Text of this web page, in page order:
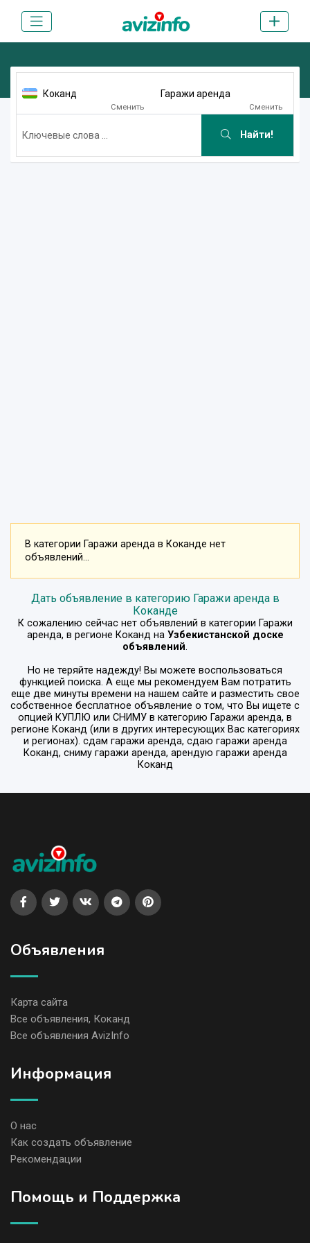
Коканд
Сменить
Гаражи аренда
Сменить
Найти!
В категории Гаражи аренда в Коканде нет
объявлений...
Дать объявление в категорию Гаражи аренда в
Коканде
К сожалению сейчас нет объявлений в категории Гаражи
аренда, в регионе Коканд на Узбекистанской доске
объявлений.
Но не теряйте надежду! Вы можете воспользоваться
функцией поиска. А еще мы рекомендуем Вам потратить
еще две минуты времени на нашем сайте и разместить свое
собственное бесплатное объявление о том, что Вы ищете с
опцией КУПЛЮ или СНИМУ в категорию Гаражи аренда, в
регионе Коканд (или в других интересующих Вас категориях
и регионах). сдам гаражи аренда, сдаю гаражи аренда
Коканд, сниму гаражи аренда, арендую гаражи аренда
Коканд
Объявления
Карта сайта
Все объявления, Коканд
Все объявления AvizInfo
Информация
О нас
Как создать объявление
Рекомендации
Помощь и Поддержка